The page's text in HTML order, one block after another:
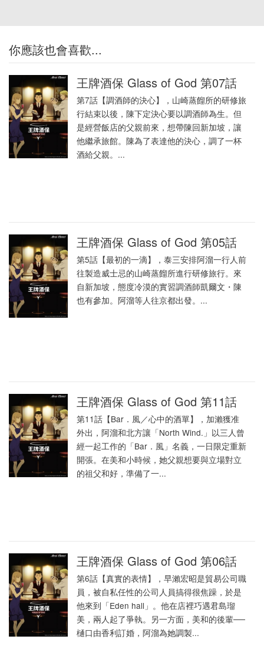
你應該也會喜歡...
王牌酒保 Glass of God 第07話
第7話【調酒師的決心】，山崎蒸餾所的研修旅
行結束以後，陳下定決心要以調酒師為生。但
是經營飯店的父親前來，想帶陳回新加坡，讓
他繼承旅館。陳為了表達他的決心，調了一杯
酒給父親。...
王牌酒保 Glass of God 第05話
第5話【最初的一滴】，泰三安排阿溜一行人前
往製造威士忌的山崎蒸餾所進行研修旅行。來
自新加坡，態度冷漠的實習調酒師凱爾文・陳
也有參加。阿溜等人往京都出發。...
王牌酒保 Glass of God 第11話
第11話【Bar．風／心中的酒單】，加瀨獲准
外出，阿溜和北方讓「North Wind.」以三人曾
經一起工作的「Bar．風」名義，一日限定重新
開張。在美和小時候，她父親想要與立場對立
的祖父和好，準備了一...
王牌酒保 Glass of God 第06話
第6話【真實的表情】，早瀨宏昭是貿易公司職
員，被自私任性的公司人員搞得很焦躁，於是
他來到「Eden hall」。他在店裡巧遇君島瑠
美，兩人起了爭執。另一方面，美和的後輩──
樋口由香利訂婚，阿溜為她調製...